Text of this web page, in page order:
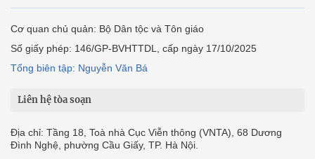
Cơ quan chủ quản: Bộ Dân tộc và Tôn giáo
Số giấy phép: 146/GP-BVHTTDL, cấp ngày 17/10/2025
Tổng biên tập: Nguyễn Văn Bá
Liên hệ tòa soạn
Địa chỉ: Tầng 18, Toà nhà Cục Viễn thông (VNTA), 68 Dương
Đình Nghệ, phường Cầu Giấy, TP. Hà Nội.